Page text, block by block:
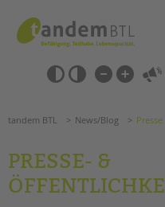
springen
Barrierefrei-
Einstellungen
überspringen
überspringen
SCHULE & GANZTAG
tandem BTL News/Blog Presse
PRESSE- &